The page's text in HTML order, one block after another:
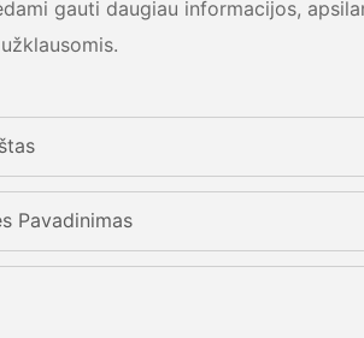
gauti daugiau informacijos,
Pavadinimas